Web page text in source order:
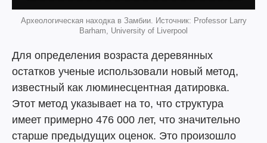
Археологическая находка в Замбии. Источник: Professor Larry
Barham, University of Liverpool
Для определения возраста деревянных
остатков ученые использовали новый метод,
известный как люминесцентная датировка.
Этот метод указывает на то, что структура
имеет примерно 476 000 лет, что значительно
старше предыдущих оценок. Это произошло